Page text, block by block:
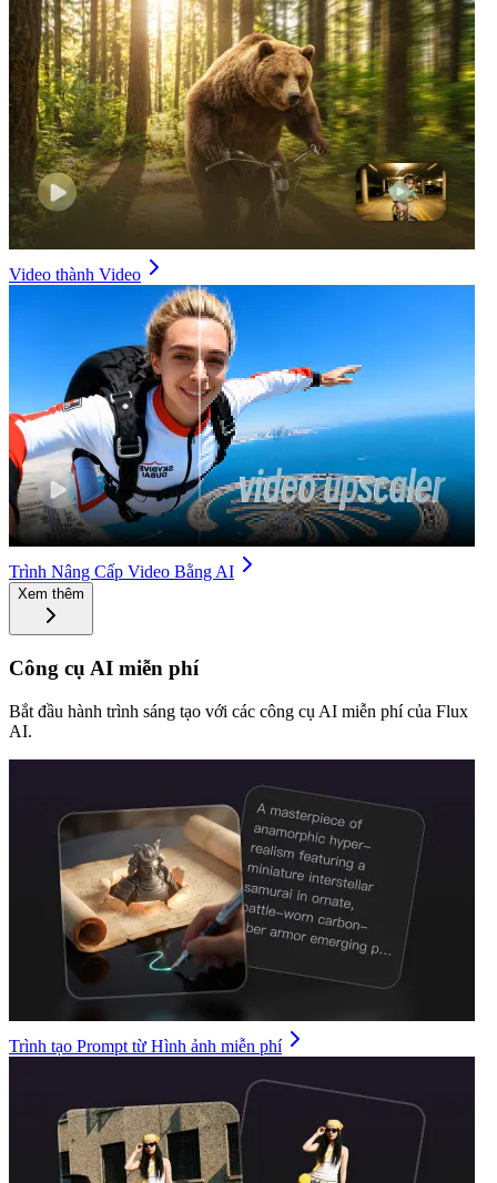
Video thành Video
Trình Nâng Cấp Video Bằng AI
Xem thêm
Công cụ AI miễn phí
Bắt đầu hành trình sáng tạo với các công cụ AI miễn phí của Flux
AI.
Trình tạo Prompt từ Hình ảnh miễn phí